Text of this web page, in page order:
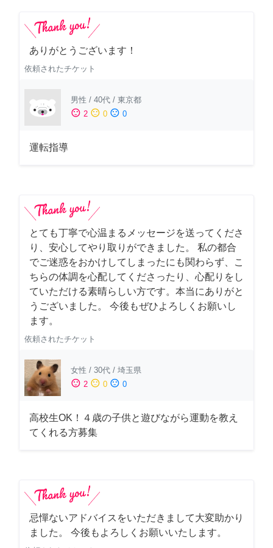
ありがとうございます！
依頼されたチケット
男性 / 40代 / 東京都
sentiment_satisfied 2 sentiment_neutral 0 sentiment_dissatisfied 0
運転指導
とても丁寧で心温まるメッセージを送ってくださ
り、安心してやり取りができました。 私の都合
でご迷惑をおかけしてしまったにも関わらず、こ
ちらの体調を心配してくださったり、心配りをし
ていただける素晴らしい方です。本当にありがと
うございました。 今後もぜひよろしくお願いし
ます。
依頼されたチケット
女性 / 30代 / 埼玉県
sentiment_satisfied 2 sentiment_neutral 0 sentiment_dissatisfied 0
高校生OK！４歳の子供と遊びながら運動を教え
てくれる方募集
忌憚ないアドバイスをいただきまして大変助かり
ました。 今後もよろしくお願いいたします。